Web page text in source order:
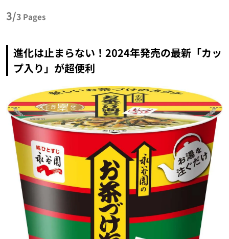
3/3 Pages
進化は止まらない！2024年発売の最新「カッ
プ入り」が超便利